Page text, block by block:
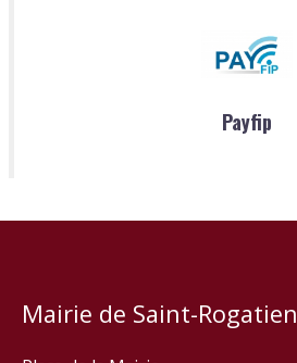
Payfip
Mairie de Saint-Rogatien